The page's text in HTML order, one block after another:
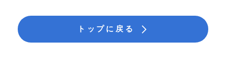
トップに戻る